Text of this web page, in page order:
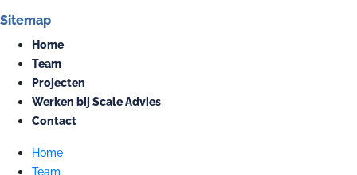
Sitemap
Home
Team
Projecten
Werken bij Scale Advies
Contact
Home
Team